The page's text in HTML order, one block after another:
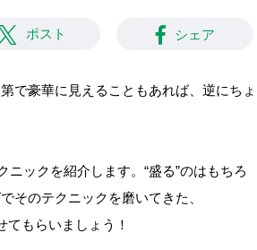
ポスト シェア
で豪華に見えることもあれば、逆にちょ
ックを紹介します。“盛る”のはもちろ
そのテクニックを磨いてきた、
てもらいましょう！